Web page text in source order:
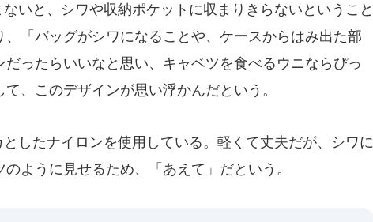
いと、シワや収納ポケットに収まりきらないということ
「バッグがシワになることや、ケースからはみ出た部
ったらいいなと思い、キャベツを食べるウニならぴっ
、このデザインが思い浮かんだという。
したナイロンを使用している。軽くて丈夫だが、シワに
ように見せるため、「あえて」だという。